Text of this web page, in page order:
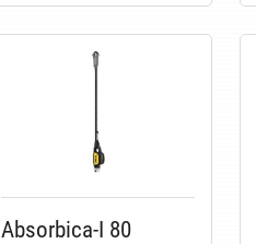
Absorbica-I 80